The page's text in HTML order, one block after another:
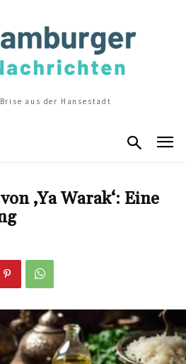
aus der Hansestadt
‚Ya Warak‘: Eine